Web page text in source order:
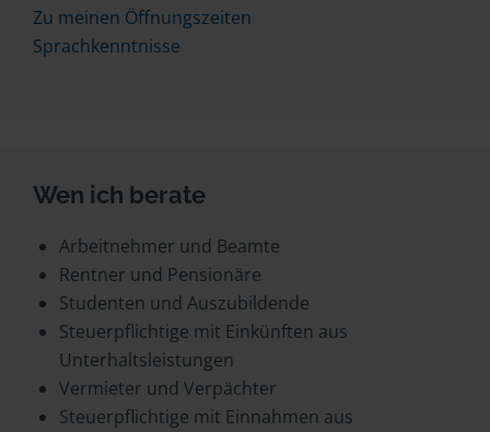
Zu meinen Öffnungszeiten
Sprachkenntnisse
Wen ich berate
Arbeitnehmer und Beamte
Rentner und Pensionäre
Studenten und Auszubildende
Steuerpflichtige mit Einkünften aus
Unterhaltsleistungen
Vermieter und Verpächter
Steuerpflichtige mit Einnahmen aus